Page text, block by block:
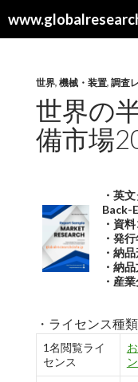
索
世界, 機械・装置, 調査
世界の
備市場
・英
Back-
・資
・発
・納
・納
・産
・ライセンス種類
1名閲覧ライ
センス